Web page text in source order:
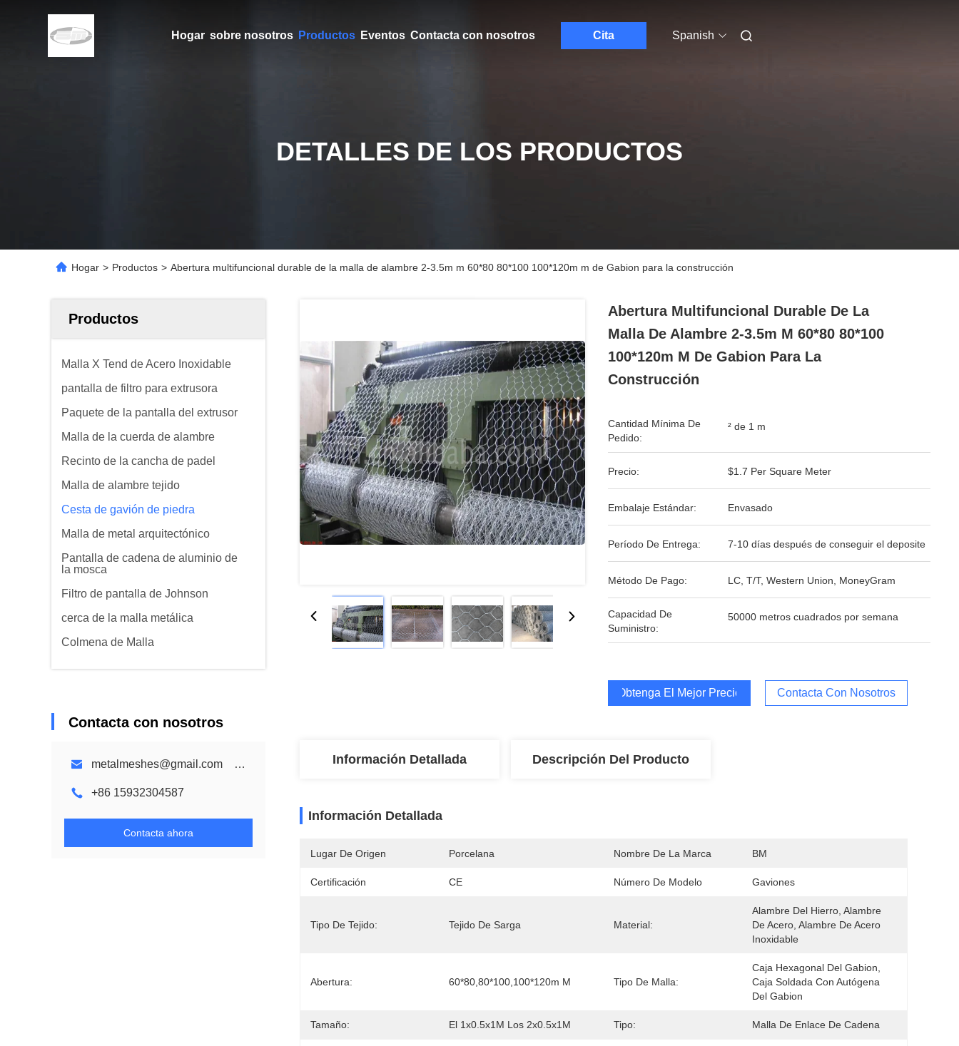
Hogar sobre nosotros Productos Eventos Contacta con nosotros Cita Spanish
DETALLES DE LOS PRODUCTOS
Hogar > Productos > Abertura multifuncional durable de la malla de alambre 2-3.5m m 60*80 80*100 100*120m m de Gabion para la construcción
Productos
Malla X Tend de Acero Inoxidable
pantalla de filtro para extrusora
Paquete de la pantalla del extrusor
Malla de la cuerda de alambre
Recinto de la cancha de padel
Malla de alambre tejido
Cesta de gavión de piedra
Malla de metal arquitectónico
Pantalla de cadena de aluminio de
la mosca
Filtro de pantalla de Johnson
cerca de la malla metálica
Colmena de Malla
Contacta con nosotros
metalmeshes@gmail.com karen@bmmetalmesh.com
+86 15932304587
Contacta ahora
Abertura Multifuncional Durable De La
Malla De Alambre 2-3.5m M 60*80 80*100
100*120m M De Gabion Para La
Construcción
Cantidad Mínima De
Pedido:
² de 1 m
Precio: $1.7 Per Square Meter
Embalaje Estándar: Envasado
Período De Entrega: 7-10 días después de conseguir el deposite
Método De Pago: LC, T/T, Western Union, MoneyGram
Capacidad De
Suministro:
50000 metros cuadrados por semana
Obtenga El Mejor Precio Contacta Con Nosotros
Información Detallada Descripción Del Producto
Información Detallada
Lugar De Origen Porcelana Nombre De La Marca BM
Certificación CE Número De Modelo Gaviones
Tipo De Tejido: Tejido De Sarga Material:
Alambre Del Hierro, Alambre
De Acero, Alambre De Acero
Inoxidable
Abertura: 60*80,80*100,100*120m M Tipo De Malla:
Caja Hexagonal Del Gabion,
Caja Soldada Con Autógena
Del Gabion
Tamaño: El 1x0.5x1M Los 2x0.5x1M Tipo: Malla De Enlace De Cadena